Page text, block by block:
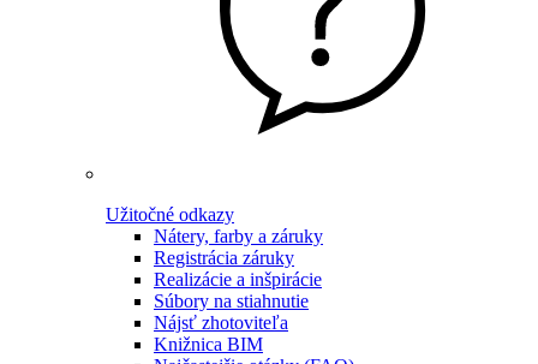
Užitočné odkazy
Nátery, farby a záruky
Registrácia záruky
Realizácie a inšpirácie
Súbory na stiahnutie
Nájsť zhotoviteľa
Knižnica BIM